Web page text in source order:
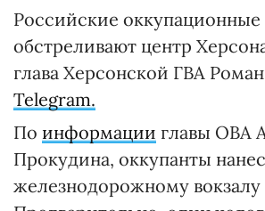
Российские оккупационные
обстреливают центр
глава Херсонской ГВА
Telegram.
По информации главы ОВА
Прокудина, оккупанты
железнодорожному вокзалу